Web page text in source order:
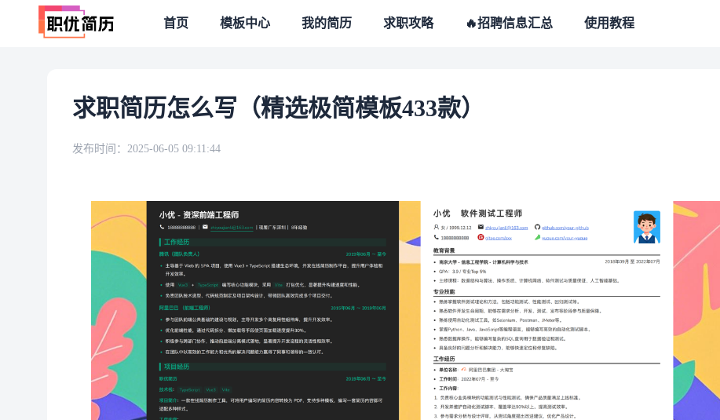
首页 模板中心 我的简历 求职攻略 🔥招聘信息汇总 使用教程
求职简历怎么写（精选极简模板433款）
发布时间： 2025-06-05 09:11:44